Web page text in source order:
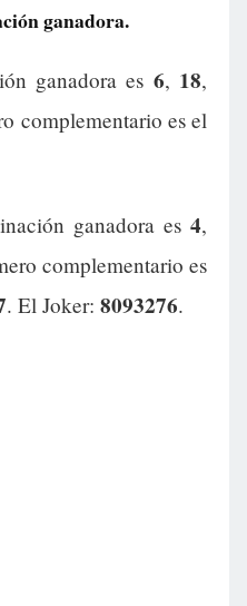
ganadora.
ganadora es 6, 18,
complementario es el
ganadora es4,
complementario es
. El Joker: 8093276.